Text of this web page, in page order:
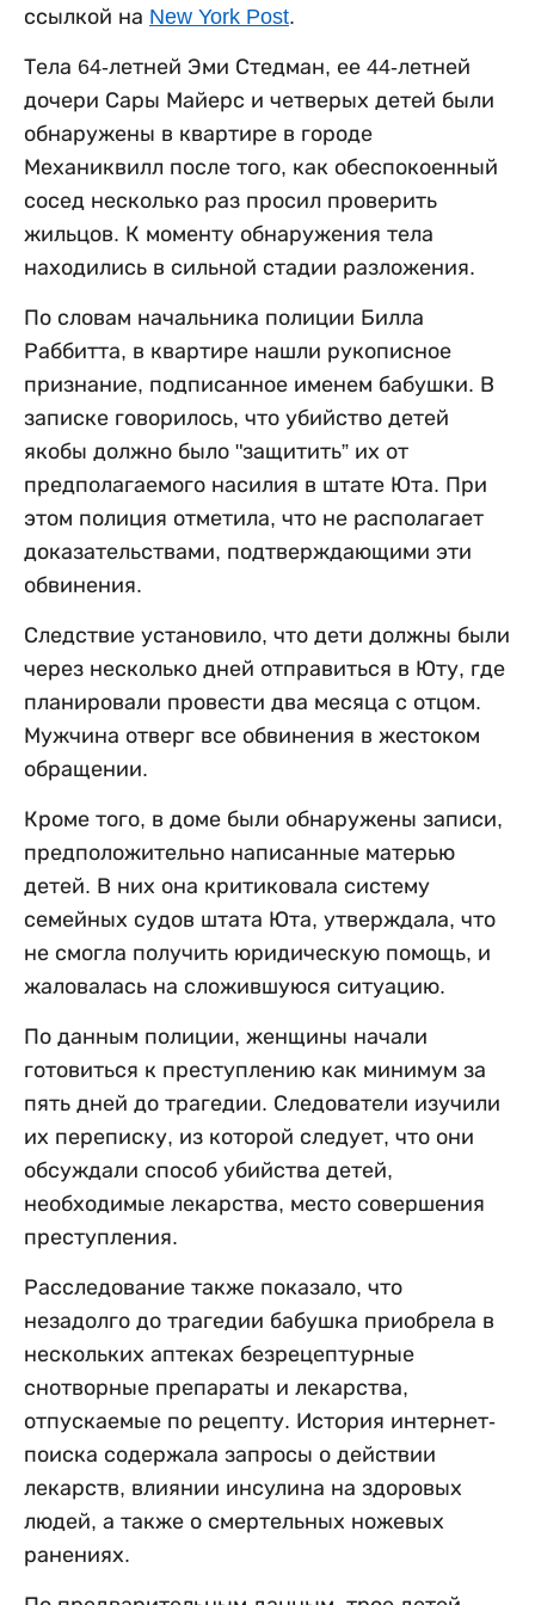
ссылкой на New York Post.
Тела 64-летней Эми Стедман, ее 44-летней
дочери Сары Майерс и четверых детей были
обнаружены в квартире в городе
Механиквилл после того, как обеспокоенный
сосед несколько раз просил проверить
жильцов. К моменту обнаружения тела
находились в сильной стадии разложения.
По словам начальника полиции Билла
Раббитта, в квартире нашли рукописное
признание, подписанное именем бабушки. В
записке говорилось, что убийство детей
якобы должно было "защитить” их от
предполагаемого насилия в штате Юта. При
этом полиция отметила, что не располагает
доказательствами, подтверждающими эти
обвинения.
Следствие установило, что дети должны были
через несколько дней отправиться в Юту, где
планировали провести два месяца с отцом.
Мужчина отверг все обвинения в жестоком
обращении.
Кроме того, в доме были обнаружены записи,
предположительно написанные матерью
детей. В них она критиковала систему
семейных судов штата Юта, утверждала, что
не смогла получить юридическую помощь, и
жаловалась на сложившуюся ситуацию.
По данным полиции, женщины начали
готовиться к преступлению как минимум за
пять дней до трагедии. Следователи изучили
их переписку, из которой следует, что они
обсуждали способ убийства детей,
необходимые лекарства, место совершения
преступления.
Расследование также показало, что
незадолго до трагедии бабушка приобрела в
нескольких аптеках безрецептурные
снотворные препараты и лекарства,
отпускаемые по рецепту. История интернет-
поиска содержала запросы о действии
лекарств, влиянии инсулина на здоровых
людей, а также о смертельных ножевых
ранениях.